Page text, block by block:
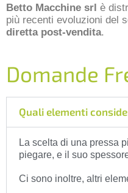
Betto Macchine srl è
più recenti evoluzioni del
diretta post-vendita.
Domande
Quali elementi
La scelta di una pressa
piegare, e il suo
Ci sono inoltre, altri